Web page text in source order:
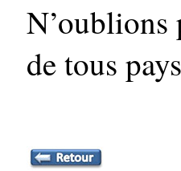
N’oublions
de tous